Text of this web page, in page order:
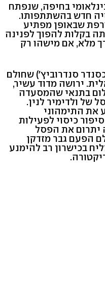
בחיפה, שנפתח
חדש בהשתתפותו.
שבאופן מפתיע
בקלות להפוך לפנינה
מלא, אם מישהו רק
סנדרוביץ') שחולם
ירושה מדוד עשיר,
בתנאי שהמסעדה
של ולדימיר לנין.
את התימהוני
כיסוי לפעילות
יתרום את הפסל
הפעם גבר מזדקן
בכישרון רב להימנע